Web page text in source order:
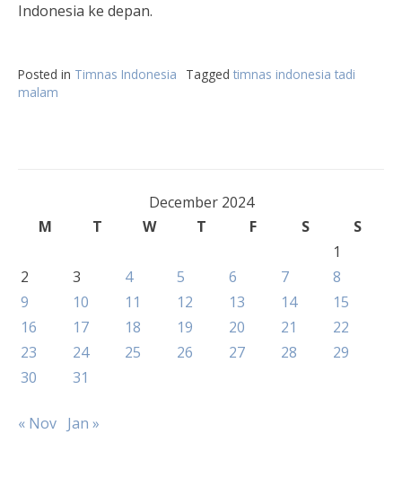
Indonesia ke depan.
Posted in Timnas Indonesia Tagged timnas indonesia tadi
malam
December 2024
M
T W T F S
S
1
2
3 4 5 6 7
8
9
10 11 12 13 14
15
16
17 18 19 20 21
22
23
24 25 26 27 28
29
30
31
« Nov Jan »